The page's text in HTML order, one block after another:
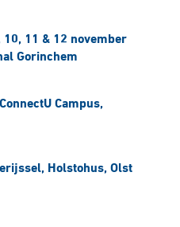
10, 11 & 12 november
Gorinchem
Campus,
Holstohus, Olst